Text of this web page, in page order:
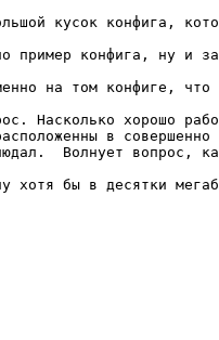
кусок конфига,
пример конфига, ну и
на том конфиге,
Насколько хорошо
в
Волнует вопрос,
хотя бы в десятки